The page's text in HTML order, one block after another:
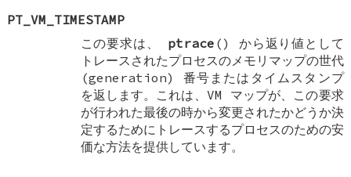
PT_VM_TIMESTAMP
この要求は、 ptrace () から返り値として
トレースされたプロセスのメモリマップの世代
(generation) 番号またはタイムスタンプ
を返します。これは、VM マップが、この要求
が行われた最後の時から変更されたかどうか決
定するためにトレースするプロセスのための安
価な方法を提供しています。